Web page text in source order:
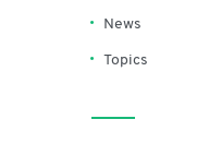
News
Topics